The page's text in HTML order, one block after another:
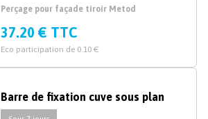
Perçage pour façade tiroir Metod
37.20 € TTC
Eco participation de 0.10 €
Barre de fixation cuve sous plan